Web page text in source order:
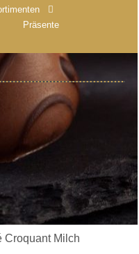
Präsente
Croquant Milch